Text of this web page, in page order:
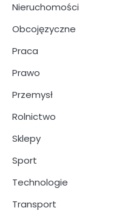
Nieruchomości
Obcojęzyczne
Praca
Prawo
Przemysł
Rolnictwo
Sklepy
Sport
Technologie
Transport